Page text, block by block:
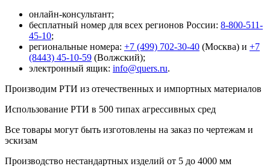
онлайн-консультант;
бесплатный номер для всех регионов России: 8-800-511-
45-10;
региональные номера: +7 (499) 702-30-40 (Москва) и +7
(8443) 45-10-59 (Волжский);
электронный ящик: info@quers.ru.
Производим РТИ из отечественных и импортных материалов
Использование РТИ в 500 типах агрессивных сред
Все товары могут быть изготовлены на заказ по чертежам и
эскизам
Производство нестандартных изделий от 5 до 4000 мм